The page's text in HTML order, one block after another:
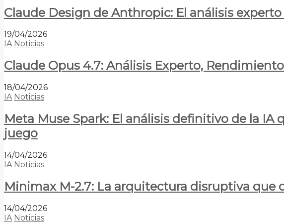
Claude Design de Anthropic: El análisis
19/04/2026
IA Noticias
Claude Opus 4.7: Análisis Experto,
18/04/2026
IA Noticias
Meta Muse Spark: El análisis definitivo de la IA
juego
14/04/2026
IA Noticias
Minimax M-2.7: La arquitectura disruptiva que
14/04/2026
IA Noticias